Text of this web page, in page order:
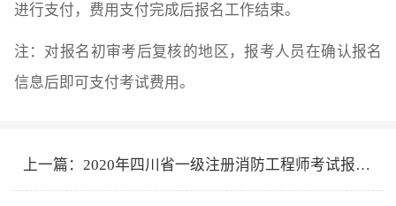
进行支付，费用支付完成后报名工作结束。
注：对报名初审考后复核的地区，报考人员在确认报名
信息后即可支付考试费用。
上一篇：2020年四川省一级注册消防工程师考试报名在哪报？